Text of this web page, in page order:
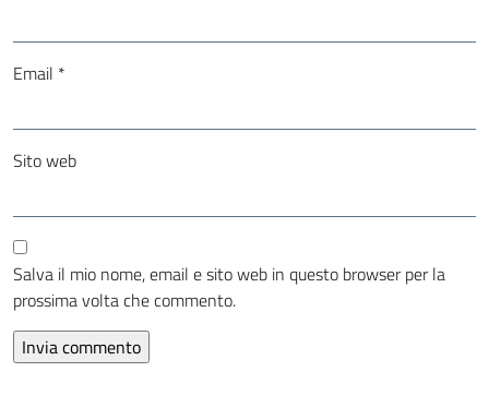
Email *
Sito web
Salva il mio nome, email e sito web in questo browser per la
prossima volta che commento.